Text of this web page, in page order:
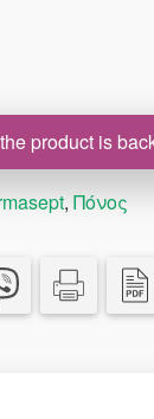
product is
,Πόνος